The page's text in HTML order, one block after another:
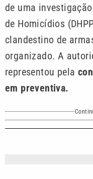
de uma
de Homicídios
clandestino de
organizado. A
representou pela
em preventiva.